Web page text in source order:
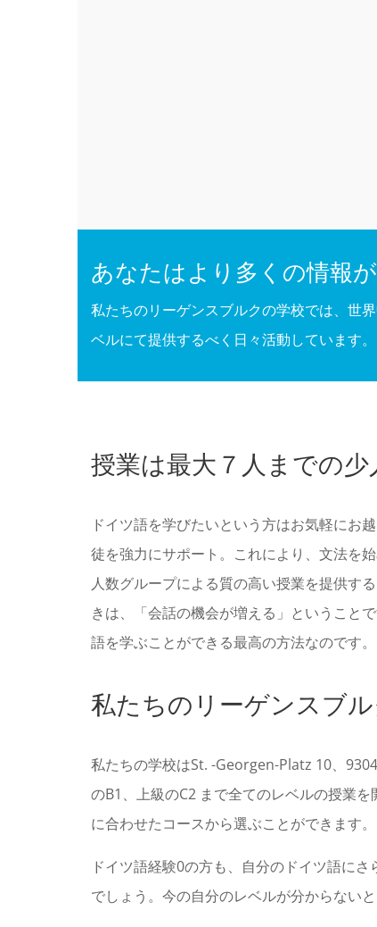
あなたはより多くの情報
私たちのリーゲンスブルクの学校では、世
ベルにて提供するべく日々活動しています。
授業は最大７人までの
ドイツ語を学びたいという方はお気軽にお
徒を強力にサポート。これにより、文法を
人数グループによる質の高い授業を提供す
きは、「会話の機会が増える」ということ
語を学ぶことができる最高の方法なのです。
私たちのリーゲンスブ
私たちの学校はSt. -Georgen-Platz 10、
のB1、上級のC2 まで全てのレベルの授業
に合わせたコースから選ぶことができます。
ドイツ語経験0の方も、自分のドイツ語に
でしょう。今の自分のレベルが分からない